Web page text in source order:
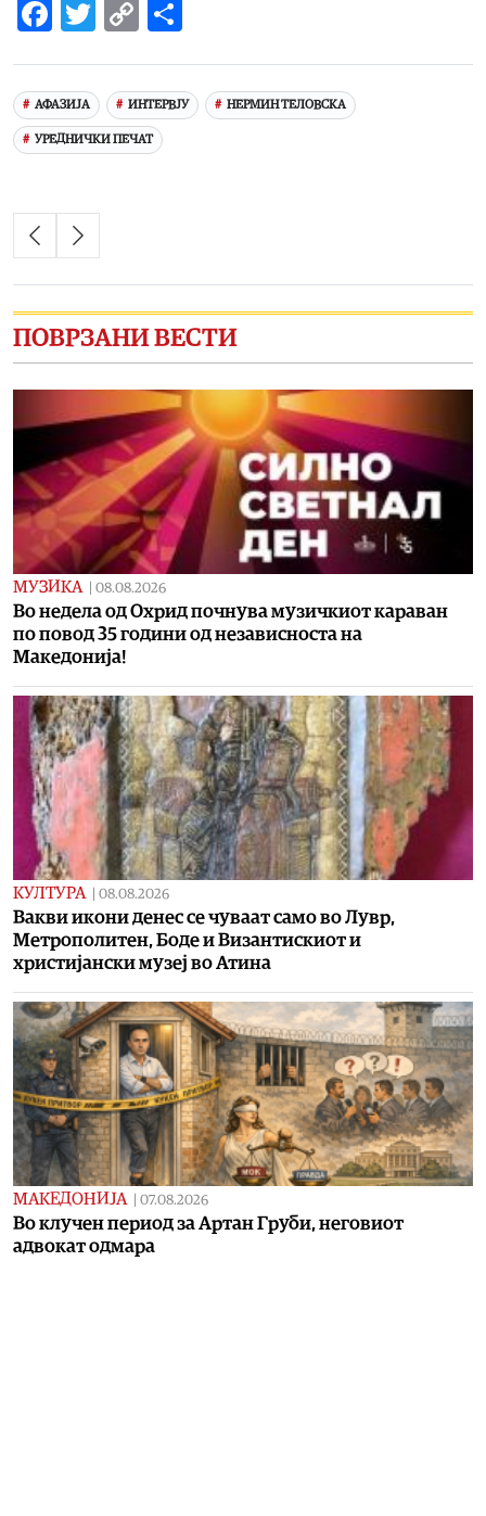
Facebook
Twitter
Copy
АФАЗИЈА ИНТЕРВЈУ НЕРМИН ТЕЛОВСКА
УРЕДНИЧКИ ПЕЧАТ
ПОВРЗАНИ ВЕСТИ
МУЗИКА | 08.08.2026
Во недела од Охрид почнува музичкиот караван
по повод 35 години од независноста на
Македонија!
КУЛТУРА | 08.08.2026
Вакви икони денес се чуваат само во Лувр,
Метрополитен, Боде и Византискиот и
христијански музеј во Атина
МАКЕДОНИЈА | 07.08.2026
Во клучен период за Артан Груби, неговиот
адвокат одмара